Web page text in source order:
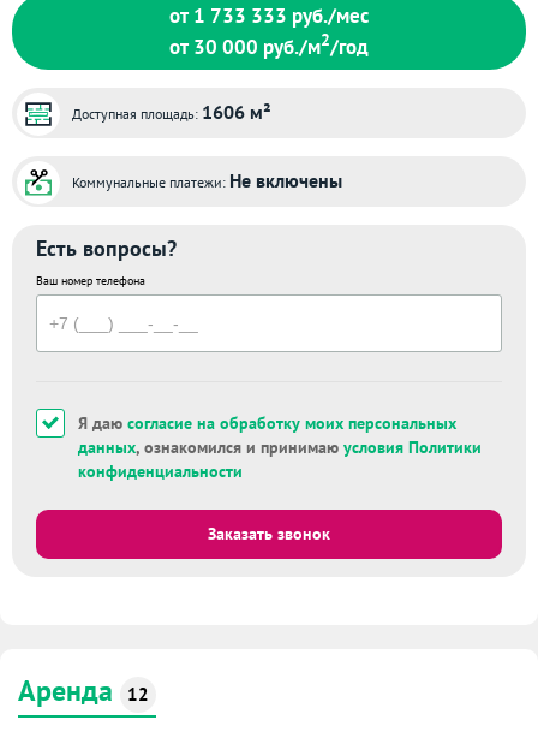
от 1 733 333 руб./мес
от 30 000 руб./м2/год
Доступная площадь: 1606 м²
Коммунальные платежи: Не включены
Есть вопросы?
Ваш номер телефона
Я даю согласие на обработку моих персональных
данных, ознакомился и принимаю условия Политики
конфиденциальности
Заказать звонок
Аренда 12